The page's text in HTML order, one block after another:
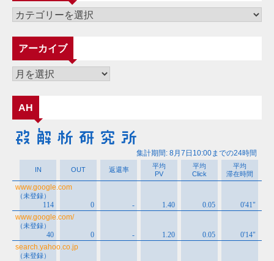
カ
ゴ
リ
ー
アーカイブ
ア
カ
イ
ブ
AH